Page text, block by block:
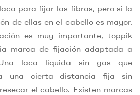
para fijar las fibras, pero si la
de ellas en el cabello es mayor.
es muy importante, toppik
marca de fijación adaptada a
laca líquida sin gas que
una cierta distancia fija sin
el cabello. Existen marcas